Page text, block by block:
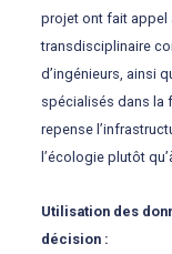
projet ont fait appel
transdisciplinaire
d’ingénieurs, ainsi
spécialisés dans la
repense
l’écologie plutôt
Utilisation des
décision :